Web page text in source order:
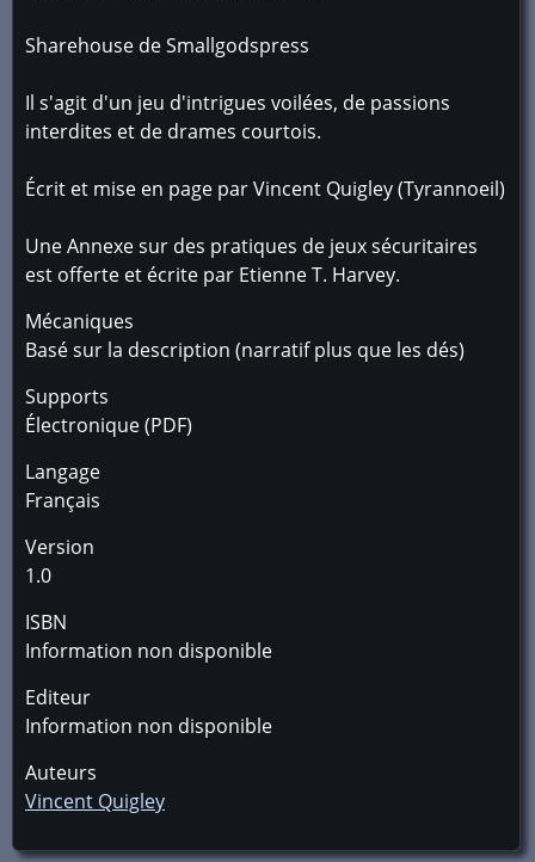
Sharehouse de Smallgodspress
Il s'agit d'un jeu d'intrigues voilées, de passions
interdites et de drames courtois.
Écrit et mise en page par Vincent Quigley (Tyrannoeil)
Une Annexe sur des pratiques de jeux sécuritaires
est offerte et écrite par Etienne T. Harvey.
Mécaniques
Basé sur la description (narratif plus que les dés)
Supports
Électronique (PDF)
Langage
Français
Version
1.0
ISBN
Information non disponible
Editeur
Information non disponible
Auteurs
Vincent Quigley